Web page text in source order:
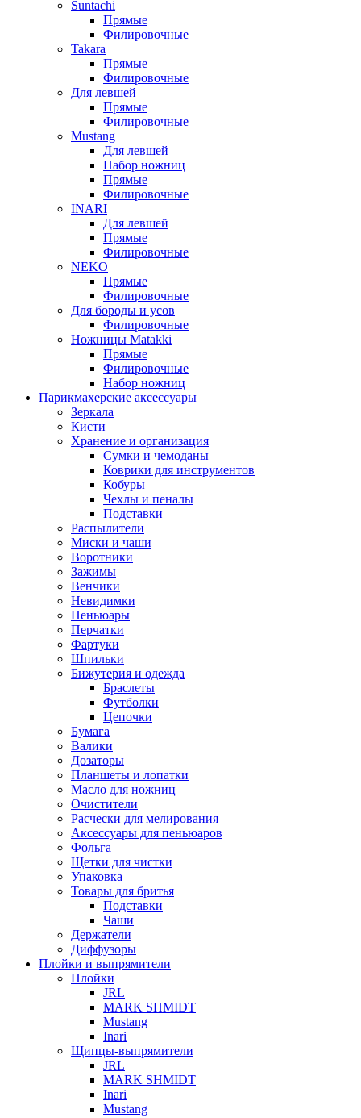
Suntachi
Прямые
Филировочные
Takara
Прямые
Филировочные
Для левшей
Прямые
Филировочные
Mustang
Для левшей
Набор ножниц
Прямые
Филировочные
INARI
Для левшей
Прямые
Филировочные
NEKO
Прямые
Филировочные
Для бороды и усов
Филировочные
Ножницы Matakki
Прямые
Филировочные
Набор ножниц
Парикмахерские аксессуары
Зеркала
Кисти
Хранение и организация
Сумки и чемоданы
Коврики для инструментов
Кобуры
Чехлы и пеналы
Подставки
Распылители
Миски и чаши
Воротники
Зажимы
Венчики
Невидимки
Пеньюары
Перчатки
Фартуки
Шпильки
Бижутерия и одежда
Браслеты
Футболки
Цепочки
Бумага
Валики
Дозаторы
Планшеты и лопатки
Масло для ножниц
Очистители
Расчески для мелирования
Аксессуары для пеньюаров
Фольга
Щетки для чистки
Упаковка
Товары для бритья
Подставки
Чаши
Держатели
Диффузоры
Плойки и выпрямители
Плойки
JRL
MARK SHMIDT
Mustang
Inari
Щипцы-выпрямители
JRL
MARK SHMIDT
Inari
Mustang